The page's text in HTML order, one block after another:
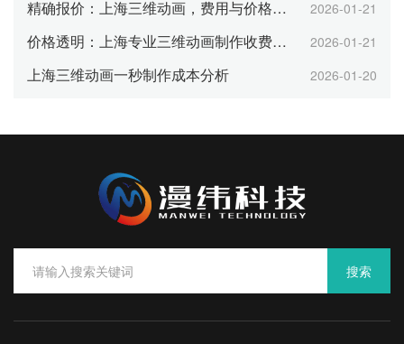
精确报价：上海三维动画，费用与价格的对比分析 2026-01-21
价格透明：上海专业三维动画制作收费标准 2026-01-21
上海三维动画一秒制作成本分析 2026-01-20
搜索